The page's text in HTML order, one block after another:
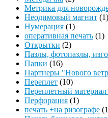
Метрика для
Неодимовый магнит (1)
Нумерация (1)
оперативная печать (1)
Открытки (2)
Пазлы, фотопазлы,
Папки (16)
Партнеры "Нового
Переплет (10)
Переплетный
Перфорация (1)
печать +на ризографе